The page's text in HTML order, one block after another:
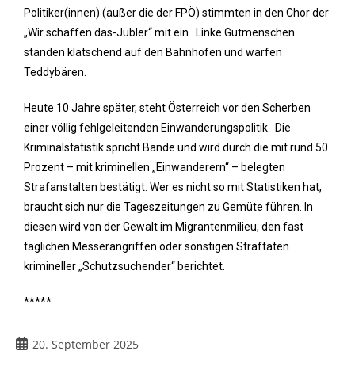
Politiker(innen) (außer die der FPÖ) stimmten in den Chor der
„Wir schaffen das-Jubler“ mit ein. Linke Gutmenschen
standen klatschend auf den Bahnhöfen und warfen
Teddybären.
Heute 10 Jahre später, steht Österreich vor den Scherben
einer völlig fehlgeleitenden Einwanderungspolitik. Die
Kriminalstatistik spricht Bände und wird durch die mit rund 50
Prozent – mit kriminellen „Einwanderern“ – belegten
Strafanstalten bestätigt. Wer es nicht so mit Statistiken hat,
braucht sich nur die Tageszeitungen zu Gemüte führen. In
diesen wird von der Gewalt im Migrantenmilieu, den fast
täglichen Messerangriffen oder sonstigen Straftaten
krimineller „Schutzsuchender“ berichtet.
*****
20. September 2025